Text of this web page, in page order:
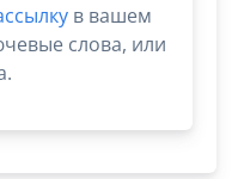
в вашем
слова, или